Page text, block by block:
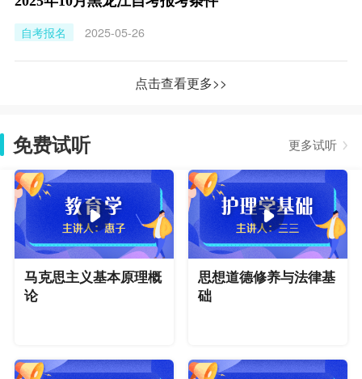
自考报名
2025-05-26
点击查看更多>>
免费试听 更多试听
马克思主义基本原理概
论
思想道德修养与法律基
础